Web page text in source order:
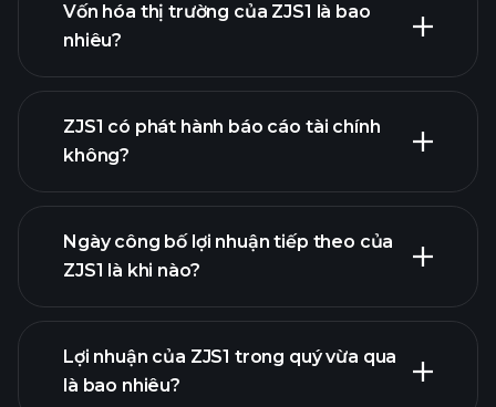
Vốn hóa thị trường của ZJS1 là bao
nhiêu?
danh
sách cổ phiếu của chúng tôi
ZJS1 có phát hành báo cáo tài chính
không?
tài chính của ZJS1
Ngày công bố lợi nhuận tiếp theo của
ZJS1 là khi nào?
Lịch công bố lợi nhuận
Lợi nhuận của ZJS1 trong quý vừa qua
là bao nhiêu?